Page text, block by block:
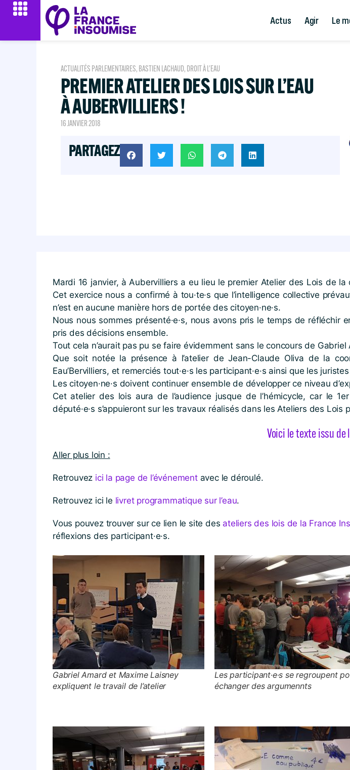
Actus Agir Le
ACTUALITÉS PARLEMENTAIRES, BASTIEN LACHAUD, DROIT À L'EAU
PREMIER ATELIER DES LOIS SUR L’EAU
À AUBERVILLIERS !
16 JANVIER 2018
PARTAGEZ
Mardi 16 janvier, à Aubervilliers a eu lieu le premier Atelier des Lois de
Cet exercice nous a confirmé à tou·te·s que l’intelligence collective
n’est en aucune manière hors de portée des citoyen·ne·s.
Nous nous sommes présenté·e·s, nous avons pris le temps de
pris des décisions ensemble.
Tout cela n’aurait pas pu se faire évidemment sans le concours de
Que soit notée la présence à l’atelier de Jean-Claude Oliva de la
Eau’Bervilliers, et remerciés tout·e·s les participant·e·s ainsi que les
Les citoyen·ne·s doivent continuer ensemble de développer ce niveau
Cet atelier des lois aura de l’audience jusque de l’hémicycle, car le
député·e·s s’appuieront sur les travaux réalisés dans les Ateliers des
Voici le texte issu de
Aller plus loin :
Retrouvez ici la page de l’événementavec le déroulé.
Retrouvez ici le livret programmatique sur l’eau.
Vous pouvez trouver sur ce lien le site des ateliers des lois de la France
réflexions des participant·e·s.
Gabriel Amard et Maxime Laisney
expliquent le travail de l’atelier
Les participant·e·s se regroupent
échanger des argumennts